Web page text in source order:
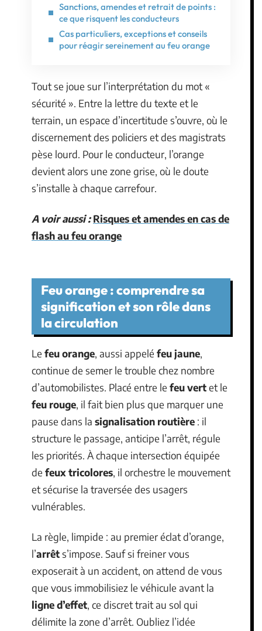
Sanctions, amendes et retrait de points :
ce que risquent les conducteurs
Cas particuliers, exceptions et conseils
pour réagir sereinement au feu orange
Tout se joue sur l’interprétation du mot «
sécurité ». Entre la lettre du texte et le
terrain, un espace d’incertitude s’ouvre, où le
discernement des policiers et des magistrats
pèse lourd. Pour le conducteur, l’orange
devient alors une zone grise, où le doute
s’installe à chaque carrefour.
A voir aussi : Risques et amendes en cas de
flash au feu orange
Feu orange : comprendre sa
signification et son rôle dans
la circulation
Le feu orange, aussi appelé feu jaune,
continue de semer le trouble chez nombre
d’automobilistes. Placé entre le feu vertet le
feu rouge, il fait bien plus que marquer une
pause dans la signalisation routière : il
structure le passage, anticipe l’arrêt, régule
les priorités. À chaque intersection équipée
de feux tricolores, il orchestre le mouvement
et sécurise la traversée des usagers
vulnérables.
La règle, limpide : au premier éclat d’orange,
l’arrêts’impose. Sauf si freiner vous
exposerait à un accident, on attend de vous
que vous immobilisiez le véhicule avant la
ligne d’effet, ce discret trait au sol qui
délimite la zone d’arrêt. Oubliez l’idée